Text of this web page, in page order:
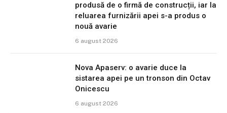
produsă de o firmă de construcții, iar la
reluarea furnizării apei s-a produs o
nouă avarie
6 august 2026
Nova Apaserv: o avarie duce la
sistarea apei pe un tronson din Octav
Onicescu
6 august 2026